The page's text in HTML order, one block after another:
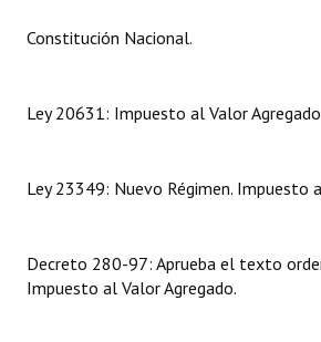
Carta Orgánica 2007
Organigrama
Informes de Gestión
Constitución Nacional.
Ley 20631: Impuesto al Valor
Ley 23349: Nuevo Régimen. Impuesto
Decreto 280-97: Aprueba el texto
Impuesto al Valor Agregado.